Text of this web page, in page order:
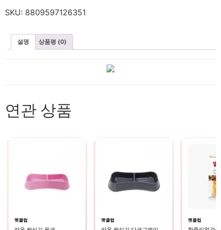
SKU: 8809597126351
설명 상품평 (0)
연관 상품
펫클럽 펫클럽 펫클럽